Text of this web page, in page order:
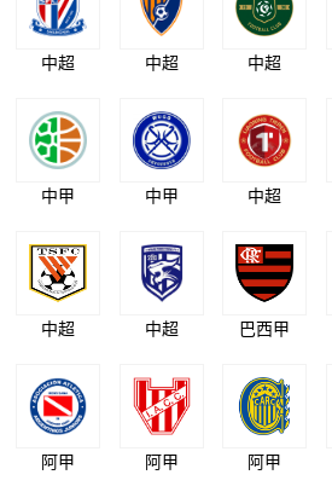
中超 中超 中超
中甲 中甲 中超
中超 中超 巴西甲
阿甲 阿甲 阿甲